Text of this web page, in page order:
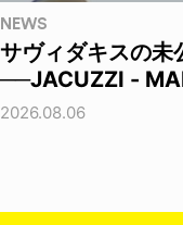
NEWS
サヴィダキスの未
──JACUZZI -
2026.08.06